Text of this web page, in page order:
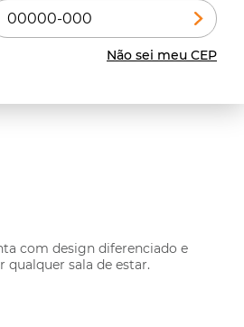
Não sei meu CEP
com design diferenciado e
sala de estar.